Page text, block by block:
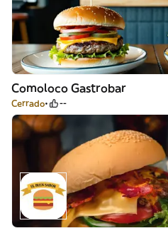
Comoloco Gastrobar
Cerrado --